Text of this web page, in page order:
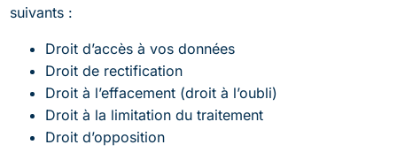
suivants :
Droit d’accès à vos données
Droit de rectification
Droit à l’effacement (droit à l’oubli)
Droit à la limitation du traitement
Droit d’opposition